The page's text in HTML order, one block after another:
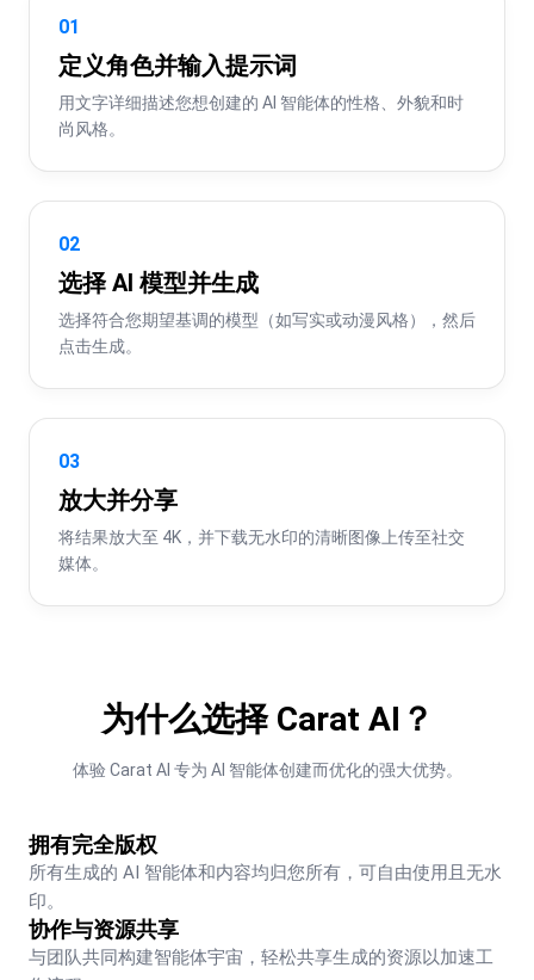
01
定义角色并输入提示词
用文字详细描述您想创建的 AI 智能体的性格、外貌和时
尚风格。
02
选择 AI 模型并生成
选择符合您期望基调的模型（如写实或动漫风格），然后
点击生成。
03
放大并分享
将结果放大至 4K，并下载无水印的清晰图像上传至社交
媒体。
为什么选择 Carat AI？
体验 Carat AI 专为 AI 智能体创建而优化的强大优势。
拥有完全版权
所有生成的 AI 智能体和内容均归您所有，可自由使用且无水
印。
协作与资源共享
与团队共同构建智能体宇宙，轻松共享生成的资源以加速工